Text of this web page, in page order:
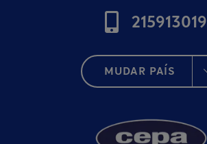
215913019
MUDAR PAÍS